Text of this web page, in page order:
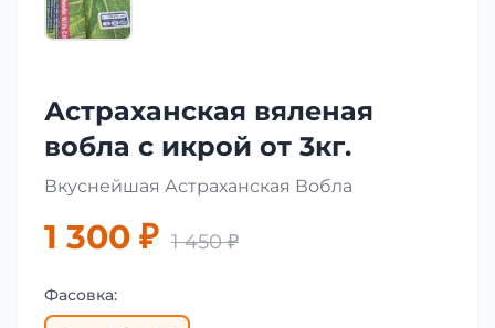
Астраханская вяленая
вобла с икрой от 3кг.
Вкуснейшая Астраханская Вобла
1 300 ₽ 1 450 ₽
Фасовка: